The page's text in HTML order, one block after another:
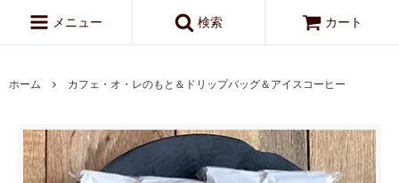
メニュー 検索 カート
ホーム カフェ・オ・レのもと＆ドリップバッグ＆アイスコーヒー